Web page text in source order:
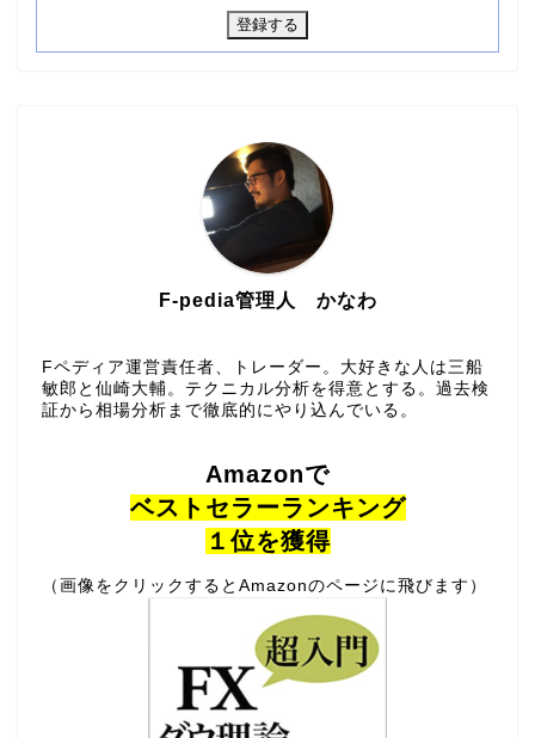
F-pedia管理人 かなわ
Fペディア運営責任者、トレーダー。大好きな人は三船
敏郎と仙崎大輔。テクニカル分析を得意とする。過去検
証から相場分析まで徹底的にやり込んでいる。
Amazonで
ベストセラーランキング
１位を獲得
（画像をクリックするとAmazonのページに飛びます）